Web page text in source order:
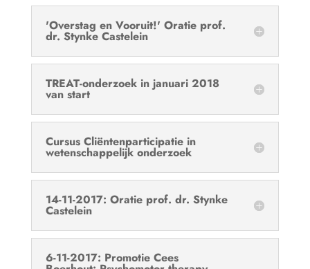
'Overstag en Vooruit!' Oratie prof.
dr. Stynke Castelein
TREAT-onderzoek in januari 2018
van start
Cursus Cliëntenparticipatie in
wetenschappelijk onderzoek
14-11-2017: Oratie prof. dr. Stynke
Castelein
6-11-2017: Promotie Cees